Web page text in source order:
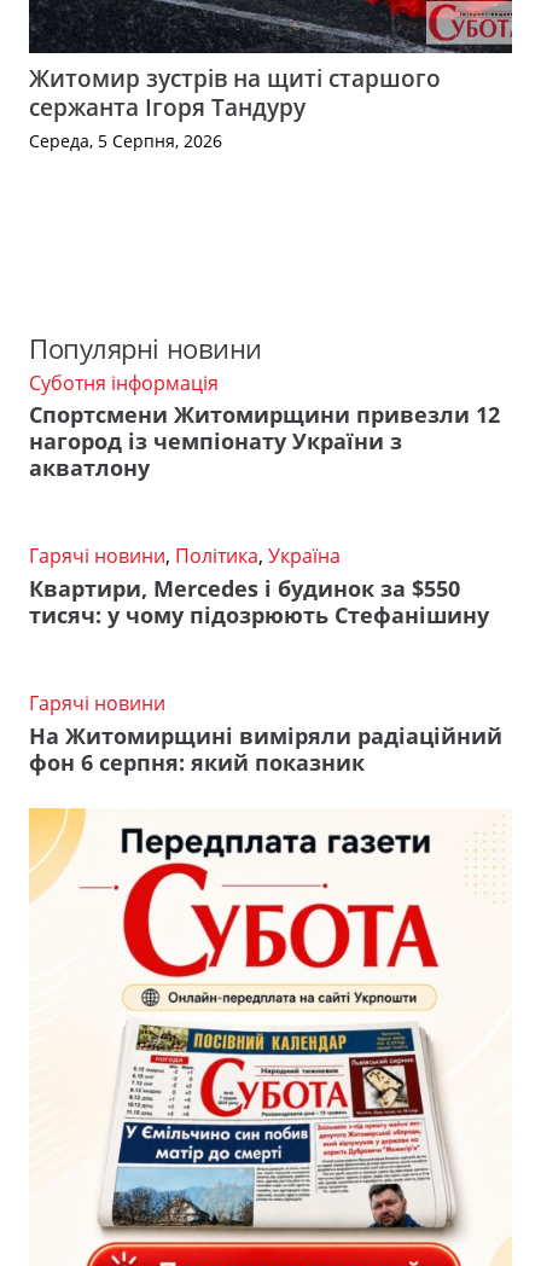
Житомир зустрів на щиті старшого
сержанта Ігоря Тандуру
Середа, 5 Серпня, 2026
Популярні новини
Суботня інформація
Спортсмени Житомирщини привезли 12
нагород із чемпіонату України з
акватлону
Гарячі новини, Політика, Україна
Квартири, Mercedes і будинок за $550
тисяч: у чому підозрюють Стефанішину
Гарячі новини
На Житомирщині виміряли радіаційний
фон 6 серпня: який показник